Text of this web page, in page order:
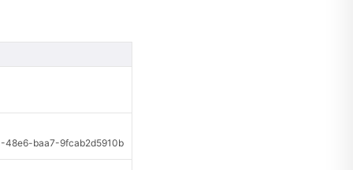
48e6-baa7-9fcab2d5910b